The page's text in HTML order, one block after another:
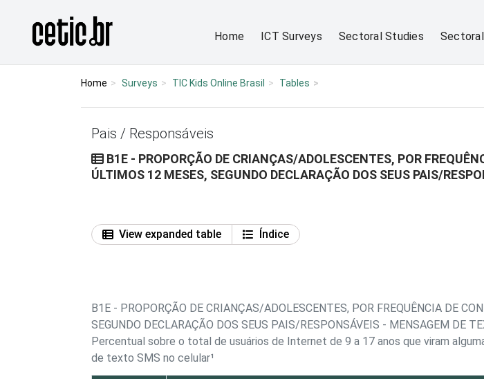
Página inicial
Home ICT Surveys Sectoral Studies
Home Surveys TIC Kids Online Brasil Tables
Pais / Responsáveis
B1E - PROPORÇÃO DE CRIANÇAS/ADOLESCENTES, POR
ÚLTIMOS 12 MESES, SEGUNDO DECLARAÇÃO DOS SEUS PAIS/
View expanded table
Índice
B1E - PROPORÇÃO DE CRIANÇAS/ADOLESCENTES, POR FREQUÊNCIA DE
SEGUNDO DECLARAÇÃO DOS SEUS PAIS/RESPONSÁVEIS - MENSAGEM DE
Percentual sobre o total de usuários de Internet de 9 a 17 anos que viram
de texto SMS no celular¹